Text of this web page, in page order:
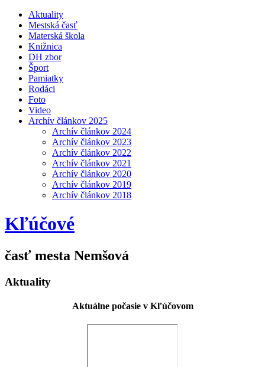
Aktuality
Mestská časť
Materská škola
Knižnica
DH zbor
Šport
Pamiatky
Rodáci
Foto
Video
Archív článkov 2025
Archív článkov 2024
Archív článkov 2023
Archív článkov 2022
Archív článkov 2021
Archív článkov 2020
Archív článkov 2019
Archív článkov 2018
Kľúčové
časť mesta Nemšová
Aktuality
Aktuálne počasie v Kľúčovom